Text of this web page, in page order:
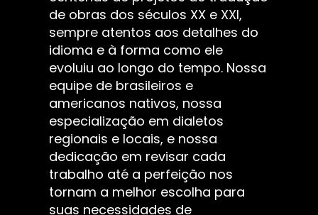
de obras dos séculos XX e XXI,
sempre atentos aos detalhes do
idioma e à forma como ele
evoluiu ao longo do tempo. Nossa
equipe de brasileiros e
americanos nativos, nossa
especialização em dialetos
regionais e locais, e nossa
dedicação em revisar cada
trabalho até a perfeição nos
tornam a melhor escolha para
suas necessidades de